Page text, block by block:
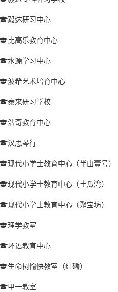
毅达研习中心
比高乐教育中心
水源学习中心
波希艺术培育中心
泰来研习学校
浩奇教育中心
汉思琴行
现代小学士教育中心（半山壹号）
现代小学士教育中心（土瓜湾）
现代小学士教育中心（聚宝坊）
理学教室
环语教育中心
生命树愉快教室（红磡）
甲一教室